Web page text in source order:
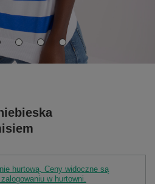
hurtową. Ceny widoczne są
w hurtowni.